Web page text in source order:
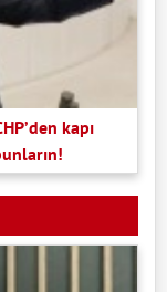
kapı